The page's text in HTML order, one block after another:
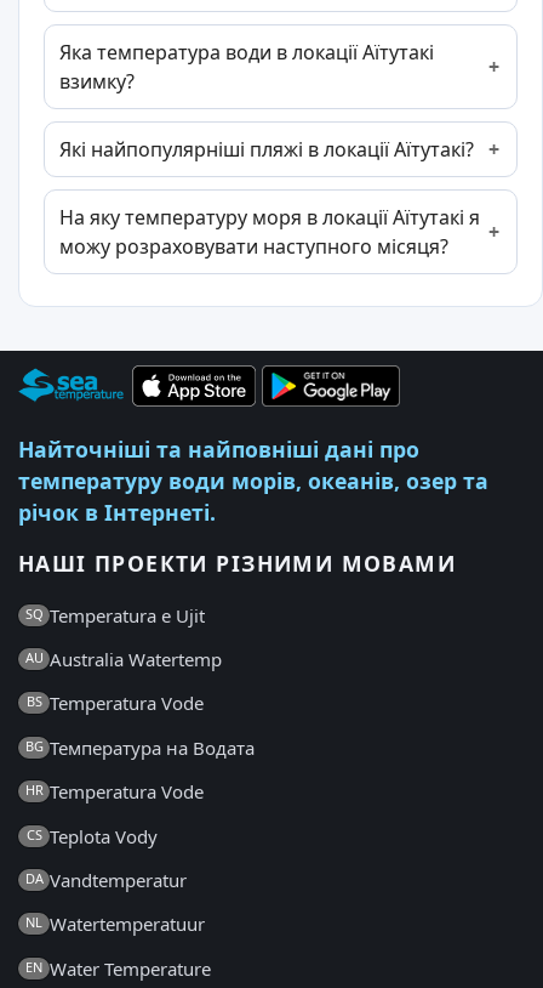
Яка температура води в локації Аїтутакі
взимку?
Які найпопулярніші пляжі в локації Аїтутакі?
На яку температуру моря в локації Аїтутакі я
можу розраховувати наступного місяця?
Найточніші та найповніші дані про
температуру води морів, океанів, озер та
річок в Інтернеті.
НАШІ ПРОЕКТИ РІЗНИМИ МОВАМИ
SQ Temperatura e Ujit
AU Australia Watertemp
BS Temperatura Vode
BG Температура на Водата
HR Temperatura Vode
CS Teplota Vody
DA Vandtemperatur
NL Watertemperatuur
EN Water Temperature